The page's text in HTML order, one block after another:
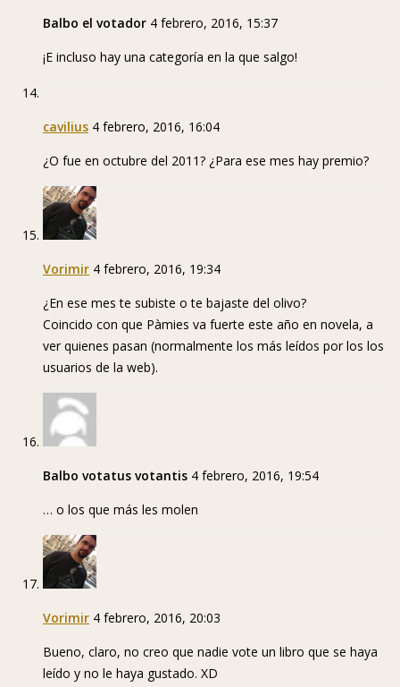
Balbo el votador 4 febrero, 2016, 15:37
¡E incluso hay una categoría en la que salgo!
cavilius 4 febrero, 2016, 16:04
¿O fue en octubre del 2011? ¿Para ese mes hay premio?
Vorimir 4 febrero, 2016, 19:34
¿En ese mes te subiste o te bajaste del olivo?
Coincido con que Pàmies va fuerte este año en novela, a
ver quienes pasan (normalmente los más leídos por los los
usuarios de la web).
Balbo votatus votantis 4 febrero, 2016, 19:54
… o los que más les molen
Vorimir 4 febrero, 2016, 20:03
Bueno, claro, no creo que nadie vote un libro que se haya
leído y no le haya gustado. XD